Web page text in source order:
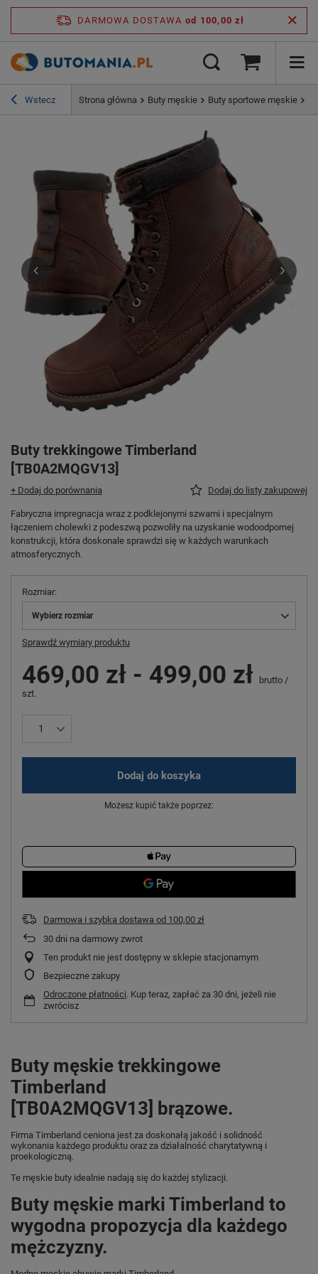
DARMOWA DOSTAWA od 100,00 zł
Wstecz Strona główna Buty męskie Buty sportowe męskie
Buty trekkingowe Timberland
[TB0A2MQGV13]
+ Dodaj do porównania Dodaj do listy zakupowej
Fabryczna impregnacja wraz z podklejonymi szwami i specjalnym
łączeniem cholewki z podeszwą pozwoliły na uzyskanie wodoodpornej
konstrukcji, która doskonale sprawdzi się w każdych warunkach
atmosferycznych.
Rozmiar
Wybierz rozmiar
Sprawdź wymiary produktu
469,00 zł - 499,00 zł brutto /
szt.
Dodaj do koszyka
Możesz kupić także poprzez:
Darmowa i szybka dostawa od 100,00 zł
30 dni na darmowy zwrot
Ten produkt nie jest dostępny w sklepie stacjonarnym
Bezpieczne zakupy
Odroczone płatności. Kup teraz, zapłać za 30 dni, jeżeli nie
zwrócisz
Buty męskie trekkingowe
Timberland
[TB0A2MQGV13] brązowe.
Firma Timberland ceniona jest za doskonałą jakość i solidność
wykonania każdego produktu oraz za działalność charytatywną i
proekologiczną.
Te męskie buty idealnie nadają się do każdej stylizacji.
Buty męskie marki Timberland to
wygodna propozycja dla każdego
mężczyzny.